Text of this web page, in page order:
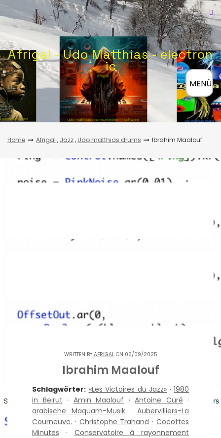
to
content
Afrigal - Udo Matthias - electron
ic
Home Afrigal , Jazz, Udo matthias drums Ibrahim Maalouf
≡
WRITTEN BY AFRIGALON 06/09/2025
Ibrahim Maalouf
Schlagwörter: «Les Victoires du Jazz» · 1980
in Beirut · Amin Maalouf · Antoine Curé ·
arabische Maquam-Musik·Aubervilliers-La
Courneuve. · Christophe Trahand ·Cocottes
Minutes · Conservatoire à rayonnement
MENÜ